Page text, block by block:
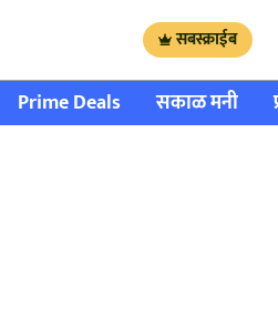
सबस्क्राईब
Prime Deals सकाळ मनी